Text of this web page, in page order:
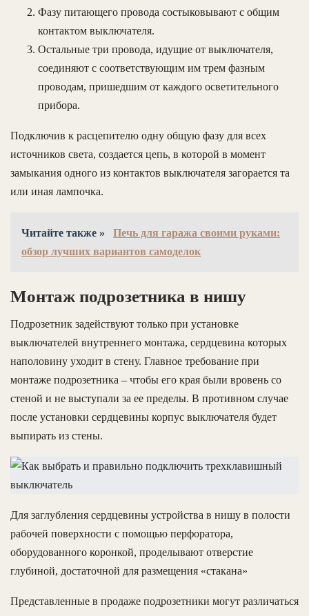
Фазу питающего провода состыковывают с общим
контактом выключателя.
Остальные три провода, идущие от выключателя,
соединяют с соответствующим им трем фазным
проводам, пришедшим от каждого осветительного
прибора.
Подключив к расцепителю одну общую фазу для всех
источников света, создается цепь, в которой в момент
замыкания одного из контактов выключателя загорается та
или иная лампочка.
Читайте также »
Печь для гаража своими руками:
обзор лучших вариантов самоделок
Монтаж подрозетника в нишу
Подрозетник задействуют только при установке
выключателей внутреннего монтажа, сердцевина которых
наполовину уходит в стену. Главное требование при
монтаже подрозетника – чтобы его края были вровень со
стеной и не выступали за ее пределы. В противном случае
после установки сердцевины корпус выключателя будет
выпирать из стены.
Для заглубления сердцевины устройства в нишу в полости
рабочей поверхности с помощью перфоратора,
оборудованного коронкой, проделывают отверстие
глубиной, достаточной для размещения «стакана»
Представленные в продаже подрозетники могут различаться